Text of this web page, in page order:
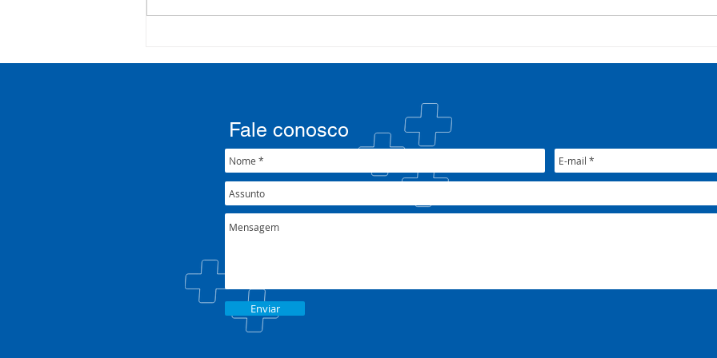
formação sobre saúde
crise climática
SETEC, realiza Assembleia e
CIB/RS
Enviar
Fale conosco